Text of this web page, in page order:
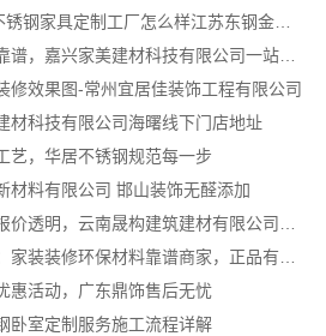
东钢科技304不锈钢家具定制工厂怎么样江苏东钢金属科技有限公司
家美装修全屋靠谱，嘉兴家美建材科技有限公司一站式省心
修效果图-常州宜居佳装饰工程有限公司
材科技有限公司海曙线下门店地址
艺，华居不锈钢规范每一步
材料有限公司 邯山装饰无醛添加
惠活动，广东鼎饰售后无忧
卧室定制服务施工流程详解